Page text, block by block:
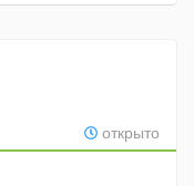
открыто